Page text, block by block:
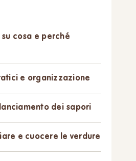
cosa e perché
e organizzazione
dei sapori
e cuocere le verdure